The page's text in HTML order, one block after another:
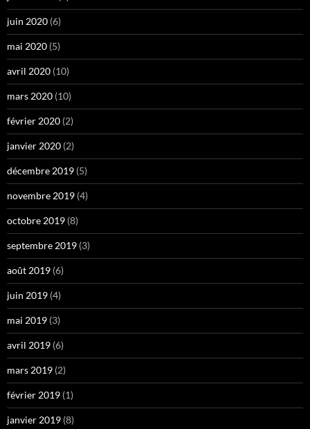
juin 2020 (6)
mai 2020 (5)
avril 2020 (10)
mars 2020 (10)
février 2020 (2)
janvier 2020 (2)
décembre 2019 (5)
novembre 2019 (4)
octobre 2019 (8)
septembre 2019 (3)
août 2019 (6)
juin 2019 (4)
mai 2019 (3)
avril 2019 (6)
mars 2019 (2)
février 2019 (1)
janvier 2019 (8)